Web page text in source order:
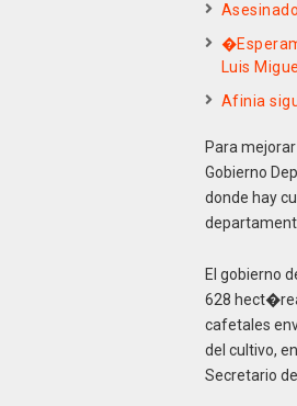
Luis
Afinia
Para
Gobierno
donde hay
El gobierno
628
cafetales
del cultivo,
Secretario